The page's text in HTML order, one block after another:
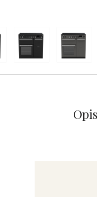
Opis